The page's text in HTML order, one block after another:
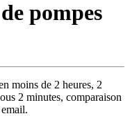
pompes
moins de 2 heures, 2
2 minutes, comparaison